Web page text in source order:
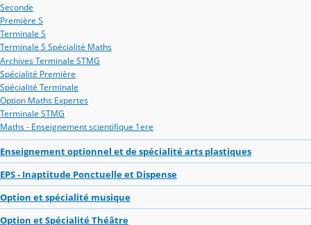
Seconde
Première S
Terminale S
Terminale S Spécialité Maths
Archives Terminale STMG
Spécialité Première
Spécialité Terminale
Option Maths Expertes
Terminale STMG
Maths - Enseignement scientifique 1ere
Enseignement optionnel et de spécialité arts plastiques
EPS - Inaptitude Ponctuelle et Dispense
Option et spécialité musique
Option et Spécialité Théâtre